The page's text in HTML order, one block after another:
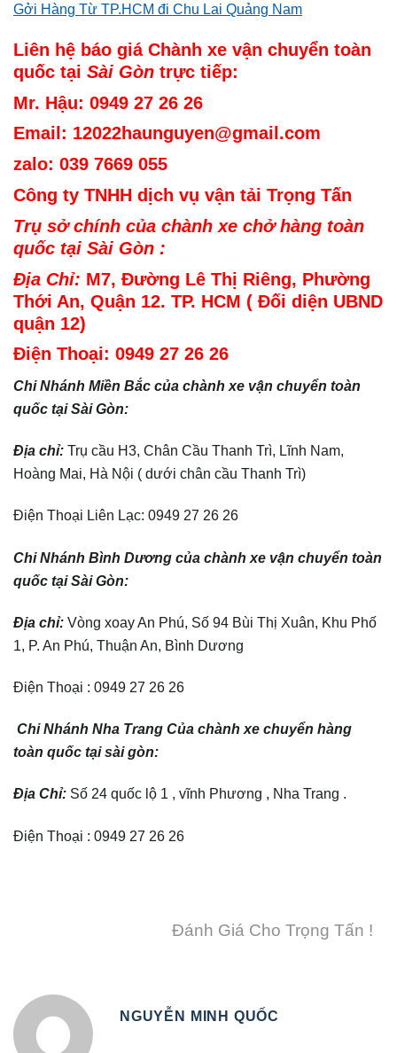
Gởi Hàng Từ TP.HCM đi Chu Lai Quảng Nam
Liên hệ báo giá Chành xe vận chuyển toàn
quốc tại Sài Gòn trực tiếp:
Mr. Hậu: 0949 27 26 26
Email: 12022haunguyen@gmail.com
zalo: 039 7669 055
Công ty TNHH dịch vụ vận tải Trọng Tấn
Trụ sở chính của chành xe chở hàng toàn
quốc tại Sài Gòn :
Địa Chỉ: M7, Đường Lê Thị Riêng, Phường
Thới An, Quận 12. TP. HCM ( Đối diện UBND
quận 12)
Điện Thoại: 0949 27 26 26
Chi Nhánh Miền Bắc của chành xe vận chuyển toàn
quốc tại Sài Gòn:
Địa chỉ: Trụ cầu H3, Chân Cầu Thanh Trì, Lĩnh Nam,
Hoàng Mai, Hà Nội ( dưới chân cầu Thanh Trì)
Điện Thoại Liên Lạc: 0949 27 26 26
Chi Nhánh Bình Dương của chành xe vận chuyển toàn
quốc tại Sài Gòn:
Địa chỉ: Vòng xoay An Phú, Số 94 Bùi Thị Xuân, Khu Phố
1, P. An Phú, Thuận An, Bình Dương
Điện Thoại : 0949 27 26 26
Chi Nhánh Nha Trang Của chành xe chuyển hàng
toàn quốc tại sài gòn:
Địa Chỉ: Số 24 quốc lộ 1 , vĩnh Phương , Nha Trang .
Điện Thoại : 0949 27 26 26
Đánh Giá Cho Trọng Tấn !
NGUYỄN MINH QUỐC